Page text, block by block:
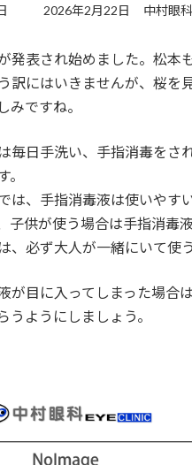
最
新
日
時
:
2026年2月22日 中村眼科
発表され始めました。松本
訳にはいきませんが、桜を
みですね。
毎日手洗い、手指消毒を
は、手指消毒液は使いやす
子供が使う場合は手指消毒
、必ず大人が一緒にいて使
が目に入ってしまった場合
うようにしましょう。